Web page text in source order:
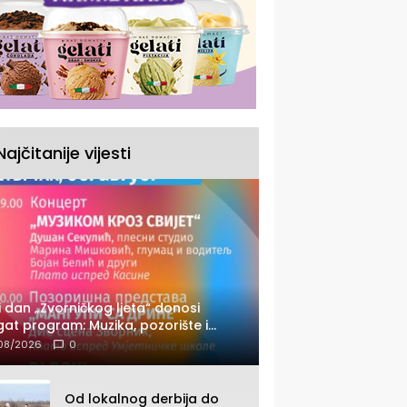
vijesti
dan „Zvorničkog ljeta“ donosi
program: Muzika, pozorište i
Stoje
2026 0
Od lokalnog derbija do